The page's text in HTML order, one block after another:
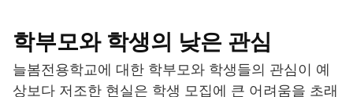
학부모와 학생의 낮은 관심
늘봄전용학교에 대한 학부모와 학생들의 관심이 예
상보다 저조한 현실은 학생 모집에 큰 어려움을 초래